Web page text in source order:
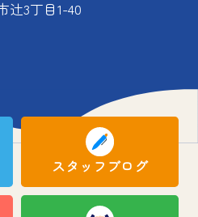
辻3丁目1-40
スタッフブログ